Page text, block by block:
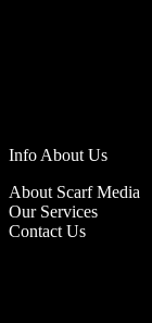
Info About Us
About Scarf Media
Our Services
Contact Us